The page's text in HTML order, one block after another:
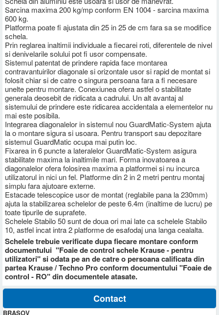
Sarcina maxima 200 kg/mp conform EN 1004 - sarcina maxima
600 kg.
Platforma poate fi ajustata din 25 in 25 de cm fara sa se modifice
schela.
Prin reglarea inaltimii individuale a fiecarei roti, diferentele de nivel
si denivelarile solului pot fi usor compensate.
Sistemul patentat de prindere rapida face montarea
contravantuirilor diagonale si orizontale usor si rapid de montat si
folosit chiar si de catre o singura persoana fara a fi necesare
unelte pentru montare. Conexiunea ofera astfel o stabilitate
generala deosebit de ridicata a cadrului. Un alt avantaj al
sistemului de prindere este ridicarea accidentala a elementelor nu
mai este posibila.
Integrarea diagonalelor in sistemul nou GuardMatic-System ajuta
la o montare sigura si usoara. Pentru transport sau depozitare
sistemul GuardMatic ocupa mai putin loc.
Fixarea in 6 puncte a lateralelor GuardMatic-System asigura
stabilitate maxima la inaltimile mari. Forma inovatoarea a
diagonalelor ofera folosirea maxima a platformei si nu incurca
utilizatorul in nici un fel. Platforme din 2 in 2 metri pentru montaj
simplu fara ajutoare externe.
Estacade telescopice usor de montat (reglabile pana la 230mm)
ajuta la stabilizarea schelelor de peste 6.4m (inaltime de lucru) pe
toate tipurile de suprafete.
Schelele Stabilo 50 sunt de doua ori mai late ca schelele Stabilo
10, astfel incat intra 2 platforme de esafodaj una langa cealalta.
Schelele trebuie verificate dupa fiecare montare conform
documentului "Foaie de control schele Krause - pentru
utilizatori" si odata pe an de catre o persoana calificata din
partea Krause / Techno Pro conform documentului "Foaie de
control - RO" din documentele atasate.
Contact
BRASOV